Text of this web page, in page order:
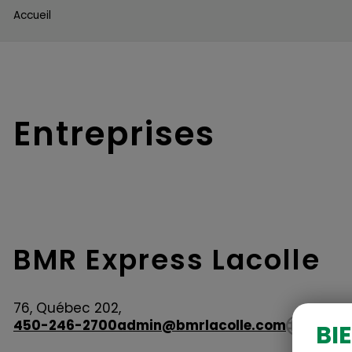
Accueil
Entreprises
BMR Express Lacolle
76, Québec 202,
450-246-2700admin@bmrlacolle.com